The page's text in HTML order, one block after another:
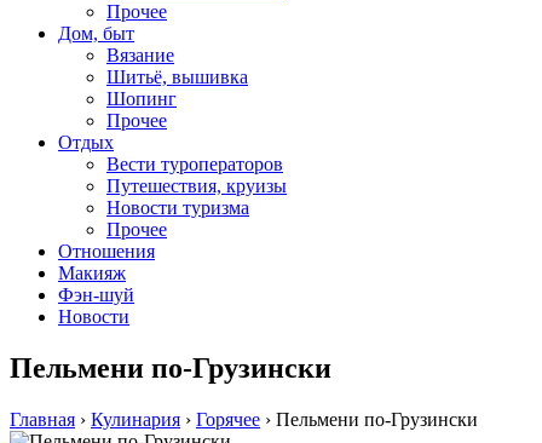
Прочее
Дом, быт
Вязание
Шитьё, вышивка
Шопинг
Прочее
Отдых
Вести туроператоров
Путешествия, круизы
Новости туризма
Прочее
Отношения
Макияж
Фэн-шуй
Новости
Пельмени по-Грузински
Главная › Кулинария › Горячее › Пельмени по-Грузински